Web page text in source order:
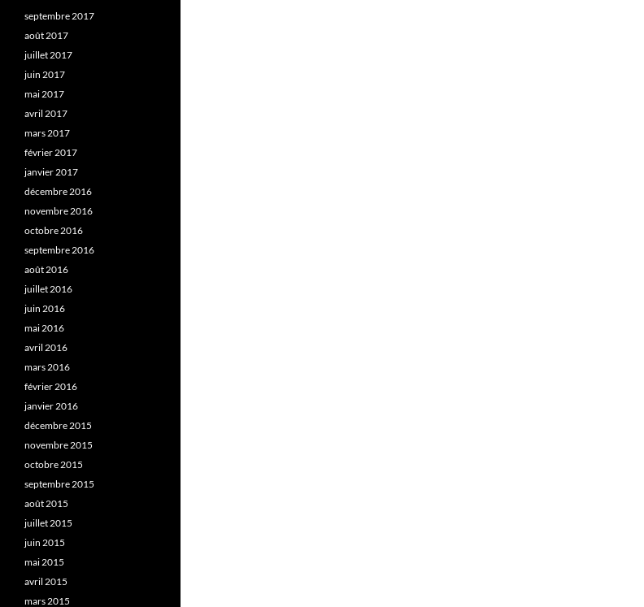
septembre 2017
août 2017
juillet 2017
juin 2017
mai 2017
avril 2017
mars 2017
février 2017
janvier 2017
décembre 2016
novembre 2016
octobre 2016
septembre 2016
août 2016
juillet 2016
juin 2016
mai 2016
avril 2016
mars 2016
février 2016
janvier 2016
décembre 2015
novembre 2015
octobre 2015
septembre 2015
août 2015
juillet 2015
juin 2015
mai 2015
avril 2015
mars 2015